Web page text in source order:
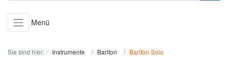
Menü
Sie sind hier: Instrumente Bariton Bariton Solo